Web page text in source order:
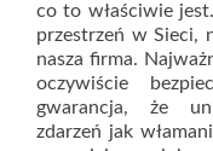
co to właściwie
przestrzeń w Sieci,
nasza firma.
oczywiście
gwarancja, że
zdarzeń jak